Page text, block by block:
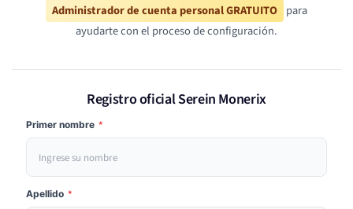
Administrador de cuenta personal GRATUITO para
ayudarte con el proceso de configuración.
Registro oficial Serein Monerix
Primer nombre *
Apellido *